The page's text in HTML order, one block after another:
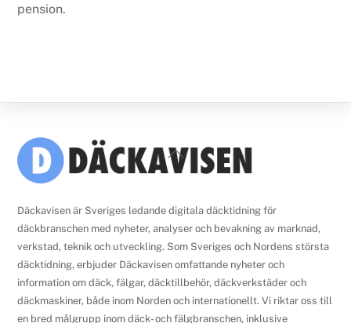
pension.
Back
To
Däckavisen är Sveriges ledande digitala däcktidning för
däckbranschen med nyheter, analyser och bevakning av marknad,
verkstad, teknik och utveckling. Som Sveriges och Nordens största
däcktidning, erbjuder Däckavisen omfattande nyheter och
information om däck, fälgar, däcktillbehör, däckverkstäder och
däckmaskiner, både inom Norden och internationellt. Vi riktar oss till
en bred målgrupp inom däck- och fälgbranschen, inklusive